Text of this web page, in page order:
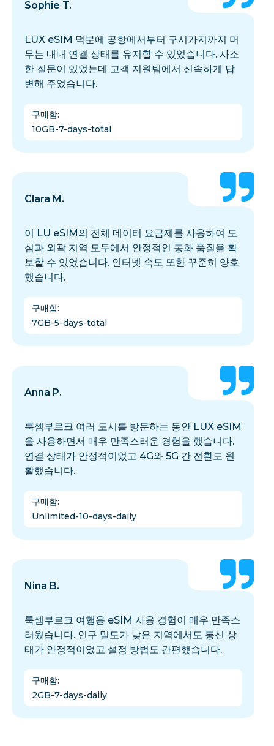
Sophie T.
LUX eSIM 덕분에 공항에서부터 구시가지까지 머
무는 내내 연결 상태를 유지할 수 있었습니다. 사소
한 질문이 있었는데 고객 지원팀에서 신속하게 답
변해 주었습니다.
구매함:
10GB-7-days-total
Clara M.
이 LU eSIM의 전체 데이터 요금제를 사용하여 도
심과 외곽 지역 모두에서 안정적인 통화 품질을 확
보할 수 있었습니다. 인터넷 속도 또한 꾸준히 양호
했습니다.
구매함:
7GB-5-days-total
Anna P.
룩셈부르크 여러 도시를 방문하는 동안 LUX eSIM
을 사용하면서 매우 만족스러운 경험을 했습니다.
연결 상태가 안정적이었고 4G와 5G 간 전환도 원
활했습니다.
구매함:
Unlimited-10-days-daily
Nina B.
룩셈부르크 여행용 eSIM 사용 경험이 매우 만족스
러웠습니다. 인구 밀도가 낮은 지역에서도 통신 상
태가 안정적이었고 설정 방법도 간편했습니다.
구매함:
2GB-7-days-daily